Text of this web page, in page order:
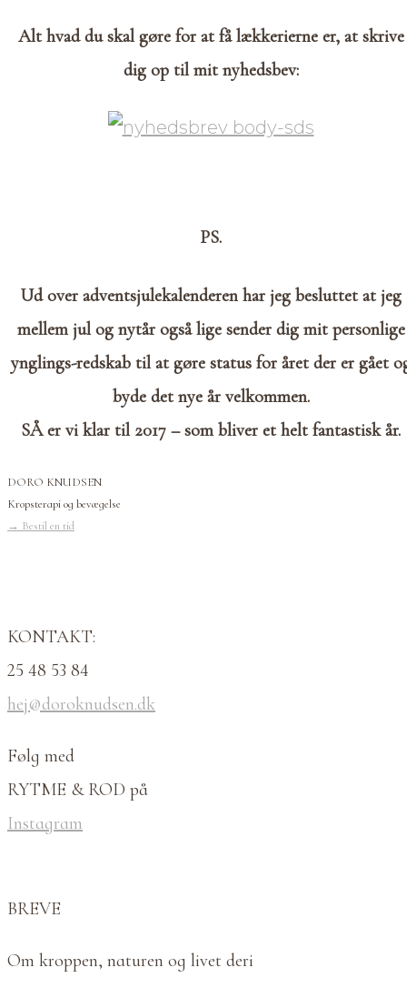
Alt hvad du skal gøre for at få lækkerierne er, at skrive
dig op til mit nyhedsbev:
PS.
Ud over adventsjulekalenderen har jeg besluttet at jeg
mellem jul og nytår også lige sender dig mit personlige
ynglings-redskab til at gøre status for året der er gået
byde det nye år velkommen.
SÅ er vi klar til 2017 – som bliver et helt fantastisk år.
DORO KNUDSEN
Kropsterapi og bevægelse
→ Bestil en tid
KONTAKT:
25 48 53 84
hej@doroknudsen.dk
Følg med
RYTME & ROD på
Instagram
BREVE
Om kroppen, naturen og livet deri